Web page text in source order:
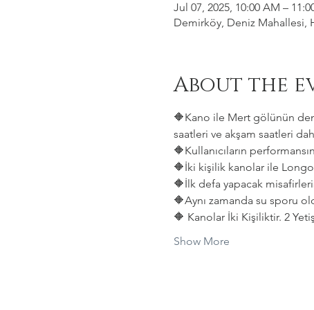
Jul 07, 2025, 10:00 AM –
Demirköy, Deniz Mahallesi,
About the
🔶Kano ile Mert gölünün
saatleri ve akşam saatleri
🔶Kullanıcıların
🔶İki kişilik kanolar ile
🔶İlk defa yapacak
🔶Aynı zamanda su sporu
🔶 Kanolar İki Kişiliktir. 2
Show More